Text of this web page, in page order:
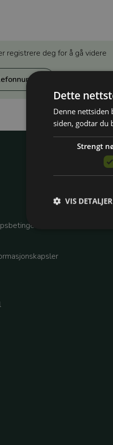
registrere deg for å gå videre
Dette
Denne nettsiden
siden, godtar du
Strengt
VIS DETALJER